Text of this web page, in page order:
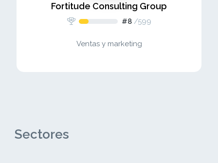
Fortitude Consulting Group
#8/599
Ventas y marketing
Sectores